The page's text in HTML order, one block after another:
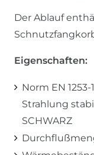
Der Ablauf
Eigenschaften:
Norm EN
Strahlung
SCHWARZ